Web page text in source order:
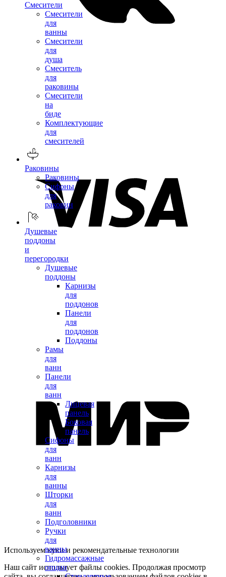
Смесители
Смесители
для
ванны
Смесители
для
душа
Смеситель
для
раковины
Смесители
на
биде
Комплектующие
для
смесителей
Раковины
Раковины
Сифоны
для
раковин
Душевые
поддоны
и
перегородки
Душевые
поддоны
Карнизы
для
поддонов
Панели
для
поддонов
Поддоны
Рамы
для
ванн
Панели
для
ванн
Лицевая
панель
Боковая
панель
Сифоны
для
ванн
Карнизы
для
ванны
Шторки
для
ванн
Подголовники
Ручки
для
ванны
Гидромассажные
опции
Используем куки и рекомендательные технологии
Наш сайт использует файлы cookies. Продолжая просмотр